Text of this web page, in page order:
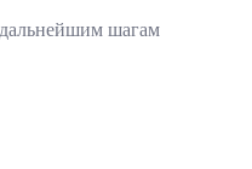
шагам